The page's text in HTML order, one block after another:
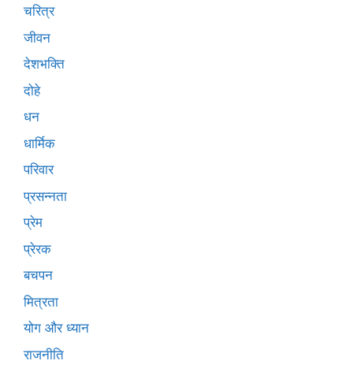
चरित्र
जीवन
देशभक्ति
दोहे
धन
धार्मिक
परिवार
प्रसन्नता
प्रेम
प्रेरक
बचपन
मित्रता
योग और ध्यान
राजनीति